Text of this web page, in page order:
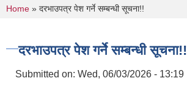
You are here
Home » दरभाउपत्र पेश गर्ने सम्बन्धी सूचना!!
दरभाउपत्र पेश गर्ने सम्बन्धी सूचना!!
Submitted on: Wed, 06/03/2026 - 13:19